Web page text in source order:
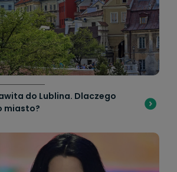
do Lublina. Dlaczego
miasto?